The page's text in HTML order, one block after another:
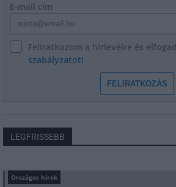
E-mail cím
Feliratkozom a hírlevélre és
szabályzatot!
FELIRATKOZÁS
LEGFRISSEBB
Országos hírek